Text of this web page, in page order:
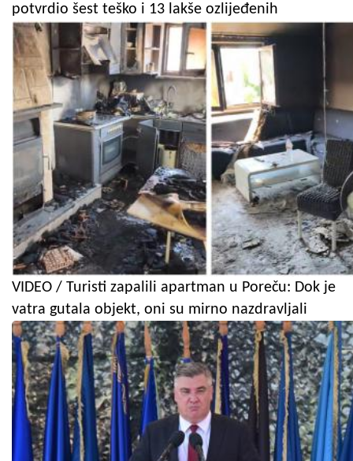
potvrdio šest teško i 13 lakše ozlijeđenih
VIDEO / Turisti zapalili apartman u Poreču: Dok je
vatra gutala objekt, oni su mirno nazdravljali